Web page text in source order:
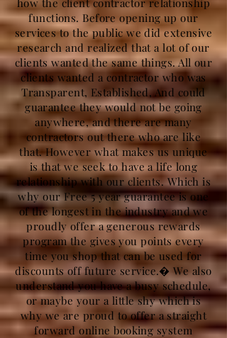
how the client contractor relationship
functions. Before opening up our
services to the public we did extensive
research and realized that a lot of our
clients wanted the same things. All our
clients wanted a contractor who was
Transparent, Established, And could
guarantee they would not be going
anywhere, and there are many
contractors out there who are like
that. However what makes us unique
is that we seek to have a life long
relationship with our clients. Which is
why our Free 5 year guarantee is one
of the longest in the industry and we
proudly offer a generous rewards
program the gives you points every
time you shop that can be used for
discounts off future service.� We also
understand you have a busy schedule,
or maybe your a little shy which is
why we are proud to offer a straight
forward online booking system